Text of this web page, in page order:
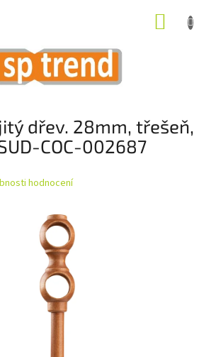
dřev. 28mm, třešeň,
COC-002687
hodnocení